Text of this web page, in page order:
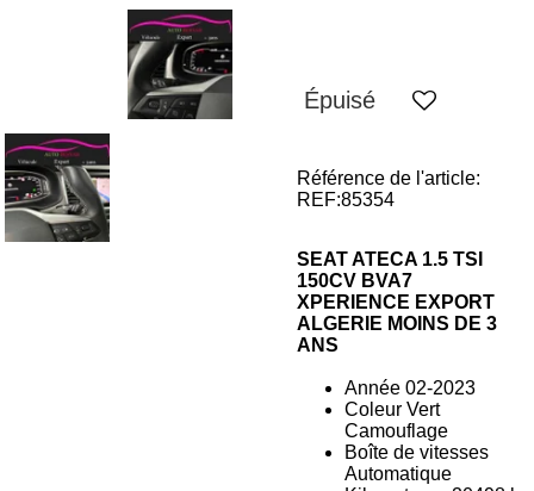
Épuisé
Référence de l'article:
REF:85354
SEAT ATECA 1.5 TSI
150CV BVA7
XPERIENCE EXPORT
ALGERIE MOINS DE 3
ANS
Année 02-2023
Coleur Vert
Camouflage
Boîte de vitesses
Automatique